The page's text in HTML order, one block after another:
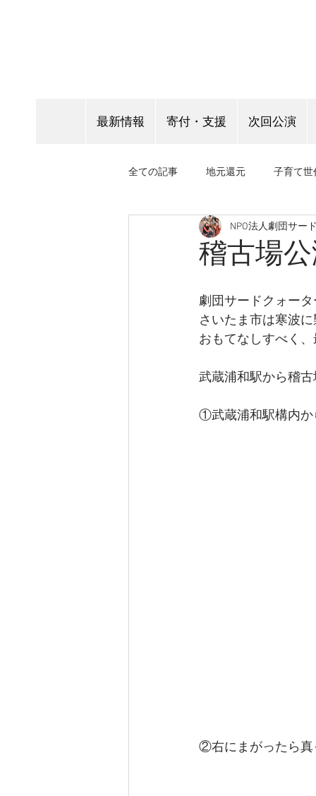
最新情報 寄付・支援 次回公演
全ての記事 地元還元 子育て世
表現指導 野外
稽古場
NPO法人劇団サー
劇団サードクォータ
さいたま市は寒波
おもてなしすべく
武蔵浦和駅から稽
①武蔵浦和駅構内か
②右にまがったら真